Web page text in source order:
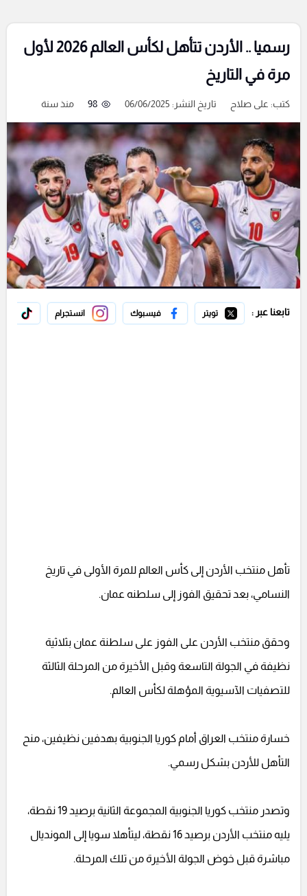
رسميا .. الأردن تتأهل لكأس العالم 2026 لأول
مرة في التاريخ
كتب: على صلاح تاريخ النشر: 06/06/2025 98 منذ سنة
تابعنا عبر : تويتر فيسبوك انستجرام
تأهل منتخب الأردن إلى كأس العالم للمرة الأولى في تاريخ
النسامي، بعد تحقيق الفوز إلى سلطنه عمان.
وحقق منتخب الأردن على الفوز على سلطنة عمان بثلاثية
نظيفة في الجولة التاسعة وقبل الأخيرة من المرحلة الثالثة
للتصفيات الآسيوية المؤهلة لكأس العالم.
خسارة منتخب العراق أمام كوريا الجنوبية بهدفين نظيفين، منح
التأهل للأردن بشكل رسمي.
وتصدر منتخب كوريا الجنوبية المجموعة الثانية برصيد 19 نقطة،
يليه منتخب الأردن برصيد 16 نقطة، ليتأهلا سويا إلى المونديال
مباشرة قبل خوض الجولة الأخيرة من تلك المرحلة.